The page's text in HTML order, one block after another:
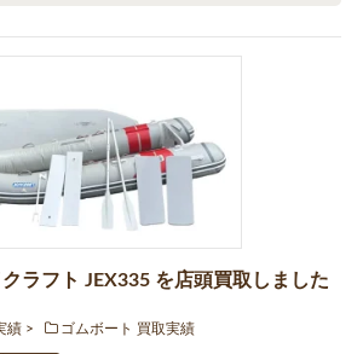
ラフト JEX335 を店頭買取しました
績
ゴムボート 買取実績